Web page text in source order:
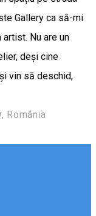
Gallery ca să-mi
Nu are un
deși cine
vin să deschid,
România